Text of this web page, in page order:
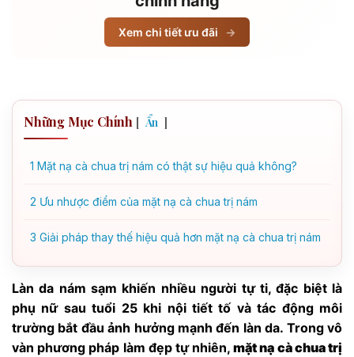
Xem chi tiết ưu đãi →
Những Mục Chính [ Ẩn ]
1 Mặt nạ cà chua trị nám có thật sự hiệu quả không?
2 Ưu nhược điểm của mặt nạ cà chua trị nám
3 Giải pháp thay thế hiệu quả hơn mặt nạ cà chua trị nám
Làn da nám sạm khiến nhiều người tự ti, đặc biệt là
phụ nữ sau tuổi 25 khi nội tiết tố và tác động môi
trường bắt đầu ảnh hưởng mạnh đến làn da. Trong vô
vàn phương pháp làm đẹp tự nhiên,mặt nạ cà chua trị